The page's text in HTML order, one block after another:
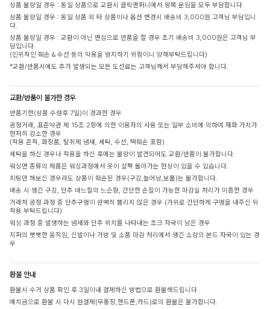
상품 불량일 경우 : 동일 상품으로 교환시 클릭앤퍼니에서 왕복 운임을 모두 부담합니다.
상품 불량일 경우 : 동일 상품 외 타 상품이나 옵션 변경시 배송비 3,000원 고객님 부담입니
다.
상품 불량일 경우 : 교환이 아닌 변심으로 반품을 할 경우 초기 배송비 3,000원은 고객님 부
담입니다.
(인위적인 훼손 & 수선 등의 악용을 방지하기 위함이니 양해부탁드립니다)
*교환/반품시에도 추가 발생되는 모든 도선료는 고객님께서 부담해주셔야 합니다.
교환/반품이 불가한 경우
반품기한(상품 수령후 7일)이 경과한 경우
공정거래, 표준약관 제 15조 2항에 의한 이용자의 사용 또는 일부 소비에 의하여 재화 가치가
현저히 감소한 경우
(착용 흔적, 화장품, 탈취제 냄새, 세탁, 수선, 택훼손 포함)
세탁을 하신 경우나 착용을 하신 후에는 불량이 발견되어도 교환/반품이 불가합니다.
워싱면 종류의 제품은 워싱과정에서 옷이 살짝 돌아가는 현상이 있을 수 있습니다.
피팅만 해보신 경우라도 상품이 훼손된 경우(구김,늘어남,보풀)는 불가합니다.
배송 시 생긴 구김, 단추 바느질의 느슨함, 간단한 손질이 가능한 마감실 처리가 미흡한 경우
거래처 공정 과정 중 단추구멍이 완벽히 뚫리지 않은 경우 (가위로 간단하게 구멍을 내주신 뒤
착용 부탁드립니다)
워싱 과정 중 발생하는 냄새와 단추 위치를 나타내는 초크 자국이 남은 경우
지퍼의 뻣뻣한 움직임, 신발이나 가방 및 소품 마감 처리에서 생긴 소량의 본드 자국이 있는 경
우
환불 안내
환불시 수거 상품 확인 후 3일이내 결제하신 방법으로 환불해드립니다
예치금으로 환불 시 다시 원결제(무통장,핸드폰,카드)로의 환불은 불가합니다.